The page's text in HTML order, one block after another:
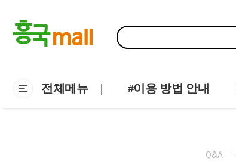
전체메뉴 #이용 방법 안내
Q&A